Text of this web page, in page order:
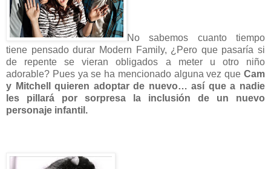
No sabemos cuanto tiempo
tiene pensado durar Modern Family, ¿Pero que pasaría si
de repente se vieran obligados a meter u otro niño
adorable? Pues ya se ha mencionado alguna vez que Cam
y Mitchell quieren adoptar de nuevo… así que a nadie
les pillará por sorpresa la inclusión de un nuevo
personaje infantil.